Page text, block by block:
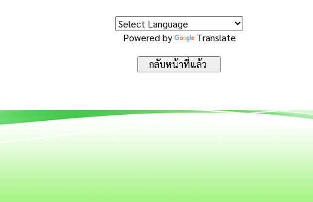
Powered by Translate